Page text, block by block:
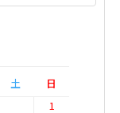
土
日
1